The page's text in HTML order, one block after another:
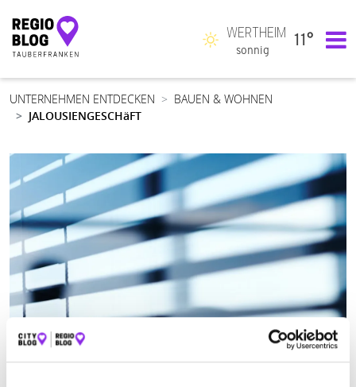
Hauptnavigation
WERTHEIM
sonnig
11°
UNTERNEHMEN ENTDECKEN
BAUEN & WOHNEN
JALOUSIENGESCHäFT